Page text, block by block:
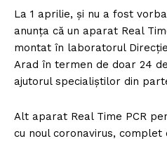
La 1 aprilie, și nu a fost
anunța că un aparat Real
montat în laboratorul
Arad în termen de doar 24
ajutorul specialiștilor din
Alt aparat Real Time PCR
cu noul coronavirus, complet